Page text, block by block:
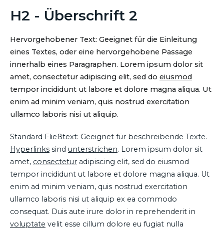
H2 - Überschrift 2
Hervorgehobener Text: Geeignet für die Einleitung
eines Textes, oder eine hervorgehobene Passage
innerhalb eines Paragraphen. Lorem ipsum dolor sit
amet, consectetur adipiscing elit, sed do eiusmod
tempor incididunt ut labore et dolore magna aliqua. Ut
enim ad minim veniam, quis nostrud exercitation
ullamco laboris nisi ut aliquip.
Standard Fließtext: Geeignet für beschreibende Texte.
Hyperlinks sind unterstrichen. Lorem ipsum dolor sit
amet, consectetur adipiscing elit, sed do eiusmod
tempor incididunt ut labore et dolore magna aliqua. Ut
enim ad minim veniam, quis nostrud exercitation
ullamco laboris nisi ut aliquip ex ea commodo
consequat. Duis aute irure dolor in reprehenderit in
voluptate velit esse cillum dolore eu fugiat nulla